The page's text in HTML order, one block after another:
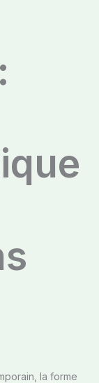
la forme